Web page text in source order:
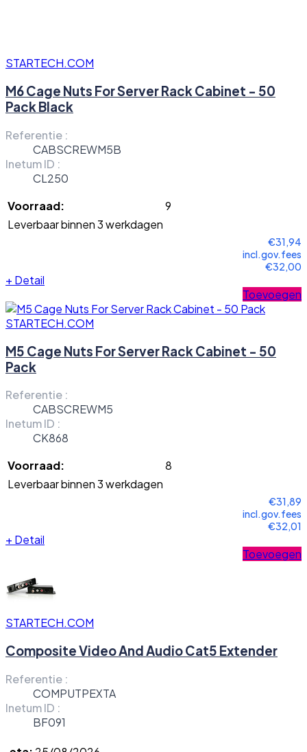
STARTECH.COM
M6 Cage Nuts For Server Rack Cabinet - 50
Pack Black
Referentie :
CABSCREWM5B
Inetum ID :
CL250
Voorraad:
9
Leverbaar binnen 3 werkdagen
€31,94
incl.gov.fees
€32,00
+ Detail
Toevoegen
STARTECH.COM
M5 Cage Nuts For Server Rack Cabinet - 50
Pack
Referentie :
CABSCREWM5
Inetum ID :
CK868
Voorraad:
8
Leverbaar binnen 3 werkdagen
€31,89
incl.gov.fees
€32,01
+ Detail
Toevoegen
STARTECH.COM
Composite Video And Audio Cat5 Extender
Referentie :
COMPUTPEXTA
Inetum ID :
BF091